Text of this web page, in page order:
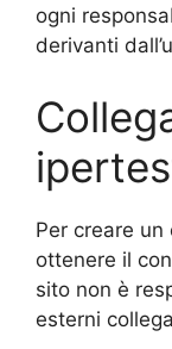
ogni
derivanti
Per creare
ottenere il
sito non è
esterni